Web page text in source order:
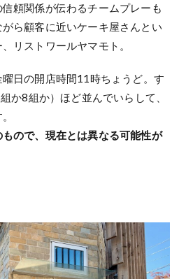
頼関係が伝わるチームプレーも
ら顧客に近いケーキ屋さんとい
リストワールヤマモト。
日の開店時間11時ちょうど。す
か8組か）ほど並んでいらして、
ので、現在とは異なる可能性が